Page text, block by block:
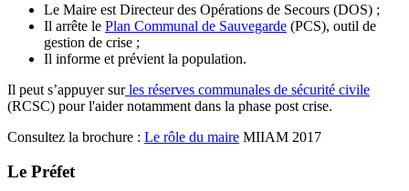
Le Maire est Directeur des Opérations de Secours (DOS) ;
Il arrête le Plan Communal de Sauvegarde (PCS), outil de
gestion de crise ;
Il informe et prévient la population.
Il peut s’appuyer surles réserves communales de sécurité civile
(RCSC) pour l'aider notamment dans la phase post crise.
Consultez la brochure : Le rôle du maire MIIAM 2017
Le Préfet